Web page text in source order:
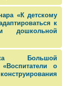
«К детскому
к
Большой
о